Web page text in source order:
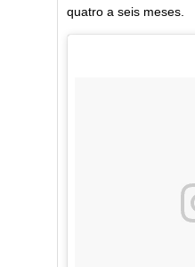
quatro a seis meses.